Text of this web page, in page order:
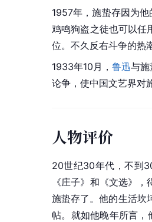
1957年，施蛰存因为
鸡鸣狗盗之徒也可以任
位。不久反右斗争的热
1933年10月，鲁迅与
论争，使中国文艺界对
人物评价
20世纪30年代，不到
《庄子》和《文选》，
施蛰存了。他的生活坎
帖。就如他晚年所言，